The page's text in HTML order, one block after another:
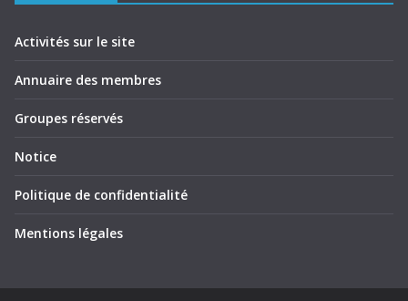
Activités sur le site
Annuaire des membres
Groupes réservés
Notice
Politique de confidentialité
Mentions légales